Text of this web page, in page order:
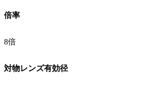
倍率
8倍
対物レンズ有効径